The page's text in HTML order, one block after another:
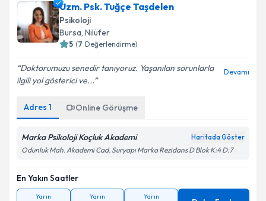
Uzm. Psk. Tuğçe Taşdelen
Psikoloji
Bursa, Nilüfer
5 (7 Değerlendirme)
Doktorumuzu senedir tanıyoruz. Yaşanılan sorunlarla
ilgili yol gösterici ve...
Devamı
Adres 1 Online Görüşme
Marka Psikoloji Koçluk Akademi Haritada Göster
Odunluk Mah. Akademi Cad. Suryapı Marka Rezidans D Blok K:4 D:7
En Yakın Saatler
Yarın Yarın Yarın